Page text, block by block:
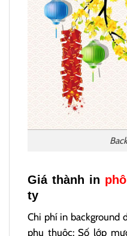
Giá thành in
ty
Chi phí in background
phụ thuộc: Số lớp